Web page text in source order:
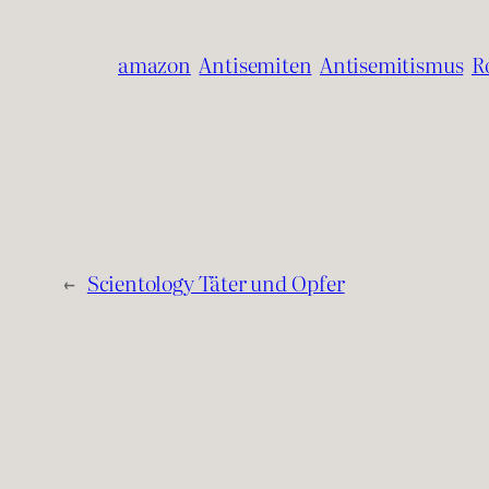
amazon Antisemiten Antisemitismus
← Scientology Täter und Opfer